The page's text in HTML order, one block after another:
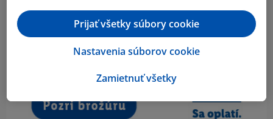
Zamietnuť všetky
Nastavenia súborov cookie
Prijať všetky súbory cookie